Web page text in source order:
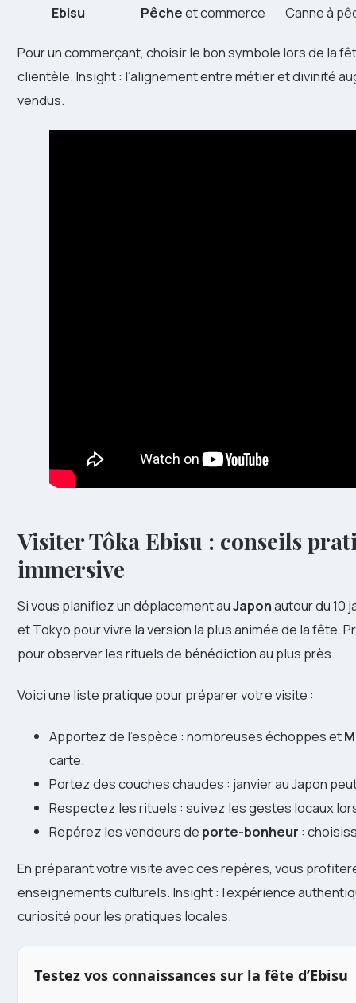
Ebisu
Pêcheet commerce Canne à
Pour un commerçant, choisir le bon symbole lors de la
clientèle. Insight : l’alignement entre métier et divinité
vendus.
Visiter Tôka Ebisu : conseils
immersive
Si vous planifiez un déplacement auJaponautour du 10
et Tokyo pour vivre la version la plus animée de la fête.
pour observer les rituels de bénédiction au plus près.
Voici une liste pratique pour préparer votre visite :
Apportez de l’espèce : nombreuses échoppes et
carte.
Portez des couches chaudes : janvier au Japon
Respectez les rituels : suivez les gestes locaux
Repérez les vendeurs de porte-bonheur :
En préparant votre visite avec ces repères, vous
enseignements culturels. Insight : l’expérience
curiosité pour les pratiques locales.
Testez vos connaissances sur la fête d’Ebisu